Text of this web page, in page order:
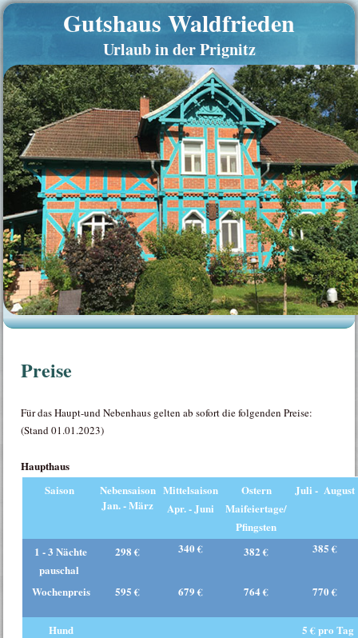
Gutshaus Waldfrieden
Urlaub in der Prignitz
Preise
Für das Haupt-und Nebenhaus gelten ab sofort die folgenden Preise:
(Stand 01.01.2023)
Haupthaus
Saison
Nebensaison
Jan. - März
Mittelsaison
Apr. - Juni
Ostern
Maifeiertage/
Pfingsten
Juli - August
1 - 3 Nächte
pauschal
298 € 340 € 382 € 385 €
Wochenpreis 595 € 679 € 764 € 770 €
Hund 5 € pro Tag